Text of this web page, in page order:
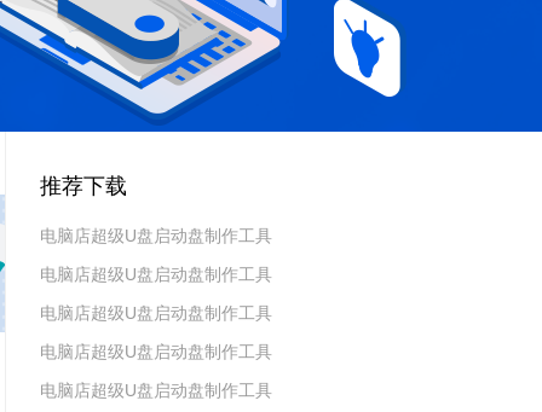
推荐下载
电脑店超级U盘启动盘制作工具
v7.5_2606
电脑店超级U盘启动盘制作工具
v7.5_2604
电脑店超级U盘启动盘制作工具
v7.5_2602
电脑店超级U盘启动盘制作工具
v7.5_2511
电脑店超级U盘启动盘制作工具